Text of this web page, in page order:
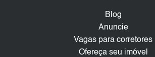
Blog
Anuncie
Vagas para corretores
Ofereça seu imóvel